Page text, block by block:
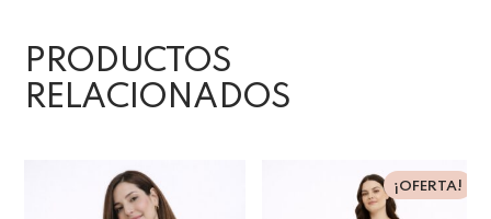
PRODUCTOS
RELACIONADOS
¡OFERTA!